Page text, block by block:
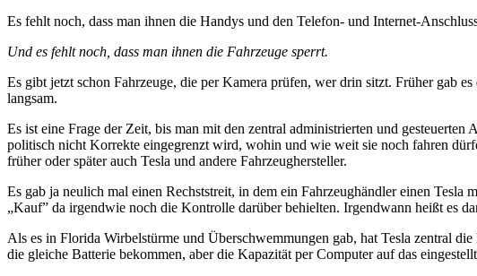
Es fehlt noch, dass man ihnen die Handys und den Telefon- und Internet-
Und es fehlt noch, dass man ihnen die Fahrzeuge sperrt.
Es gibt jetzt schon Fahrzeuge, die per Kamera prüfen, wer drin sitzt. Früher gab
langsam.
Es ist eine Frage der Zeit, bis man mit den zentral administrierten und
politisch nicht Korrekte eingegrenzt wird, wohin und wie weit sie noch fahren
früher oder später auch Tesla und andere Fahrzeughersteller.
Es gab ja neulich mal einen Rechststreit, in dem ein Fahrzeughändler einen
„Kauf” da irgendwie noch die Kontrolle darüber behielten. Irgendwann heißt es
Als es in Florida Wirbelstürme und Überschwemmungen gab, hat Tesla zentral
die gleiche Batterie bekommen, aber die Kapazität per Computer auf das